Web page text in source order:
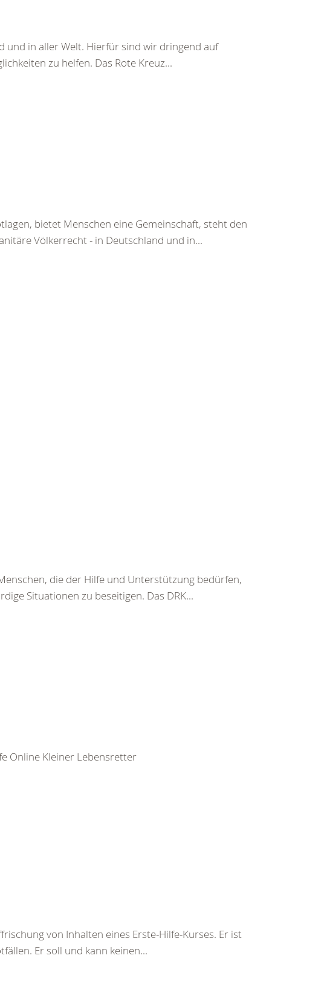
und in aller Welt. Hierfür sind wir dringend auf
zu helfen. Das Rote Kreuz...
bietet Menschen eine Gemeinschaft, steht den
Völkerrecht - in Deutschland und in...
die der Hilfe und Unterstützung bedürfen,
Situationen zu beseitigen. Das DRK...
Online Kleiner Lebensretter
von Inhalten eines Erste-Hilfe-Kurses. Er ist
Er soll und kann keinen...